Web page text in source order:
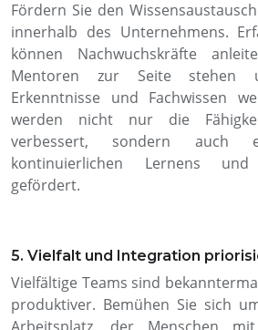
Fördern Sie den
innerhalb des Unternehmens.
können Nachwuchskräfte
Mentoren zur Seite stehen
Erkenntnisse und Fachwissen
werden nicht nur die
verbessert, sondern auch
kontinuierlichen Lernens
gefördert.
5. Vielfalt und Integration
Vielfältige Teams sind
produktiver. Bemühen Sie sich